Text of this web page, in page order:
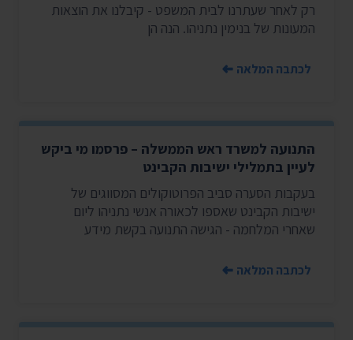
רק לאחר שעתרנו לבית המשפט - קיבלנו את הוצאות
המעונות של בנימין נתניהו. הנה הן
לכתבה המלאה
התנועה למשרד ראש הממשלה – פרסמו מי ביקש
לעיין בתמלילי ישיבות הקבינט
בעקבות הסערה סביב הפרוטוקולים המסווגים של
ישיבות הקבינט שאספו לכאורה אנשי נתניהו ליום
שאחרי המלחמה - הגישה התנועה בקשת מידע
לכתבה המלאה